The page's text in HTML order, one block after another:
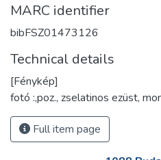
MARC identifier
bibFSZ01473126
Technical details
[Fénykép]
fotó :,poz., zselatinos ezüst,
Full item page